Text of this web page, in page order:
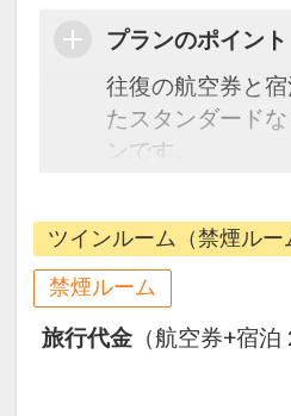
プランのポイント
往復の航空券と
たスタンダード
ンです。
できるダイナミッ
ら、一都市滞在は
にも最適！
旅行期間中の1泊
泊・飛び泊など
フライトは、安
JALグループ）
ツインルーム（禁煙ルー
禁煙ルーム
旅行代金 （航空券+宿